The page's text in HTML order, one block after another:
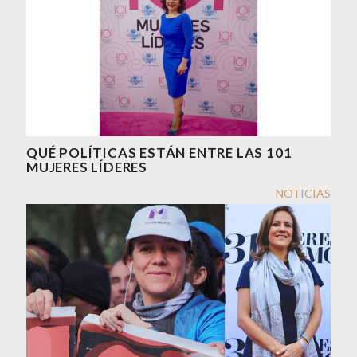
QUÉ POLÍTICAS ESTÁN ENTRE LAS 101
MUJERES LÍDERES
NOTICIAS